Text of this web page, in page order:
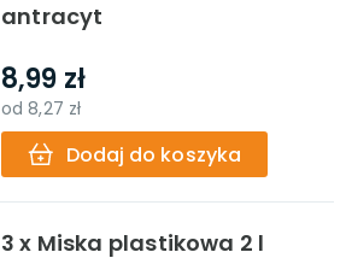
antracyt
8,99 zł
od8,27 zł
Dodaj do koszyka
3 x Miska plastikowa 2 l